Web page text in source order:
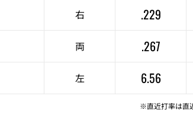
右 .229
両 .267
左 6.56
※直近打率は直